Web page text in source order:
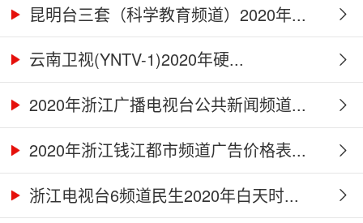
2... 昆明台三套（科学教育频道）2020年...
云南卫视(YNTV-1)2020年硬...
2020年浙江广播电视台公共新闻频道...
2020年浙江钱江都市频道广告价格表...
浙江电视台6频道民生2020年白天时...